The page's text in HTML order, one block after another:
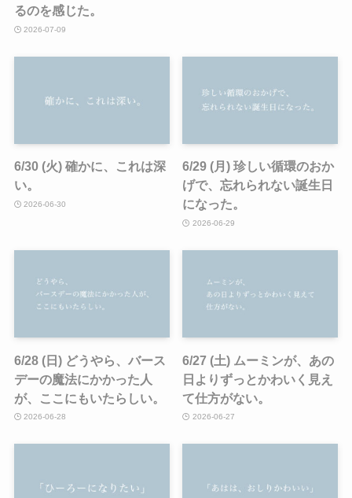
るのを感じた。
2026-07-09
6/30 (火) 確かに、これは深
い。
2026-06-30
6/29 (月) 珍しい循環のおか
げで、忘れられない誕生日
になった。
2026-06-29
6/28 (日) どうやら、バース
デーの魔法にかかった人
が、ここにもいたらしい。
2026-06-28
6/27 (土) ムーミンが、あの
日よりずっとかわいく見え
て仕方がない。
2026-06-27